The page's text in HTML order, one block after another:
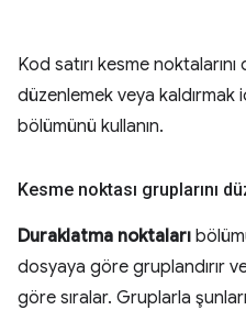
Kod satırı kesme noktalarını
düzenlemek veya kaldırmak
bölümünü kullanın.
Kesme noktası gruplarını
Duraklatma noktaları
dosyaya göre gruplandırır
göre sıralar. Gruplarla